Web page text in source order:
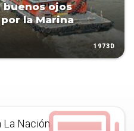
buenos ojos
la Marina
1973D
Nación